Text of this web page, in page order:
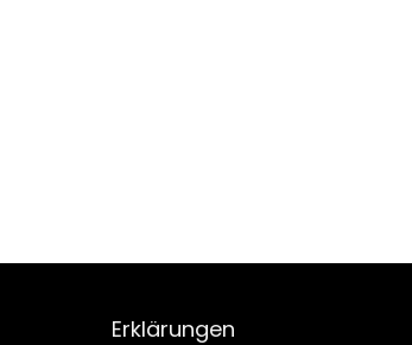
Erklärungen